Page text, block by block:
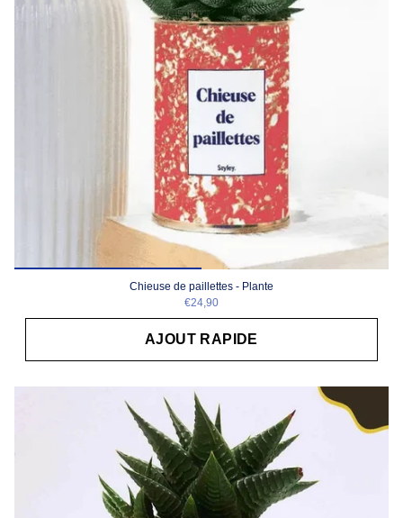
Chieuse de paillettes - Plante
€24,90
AJOUT RAPIDE